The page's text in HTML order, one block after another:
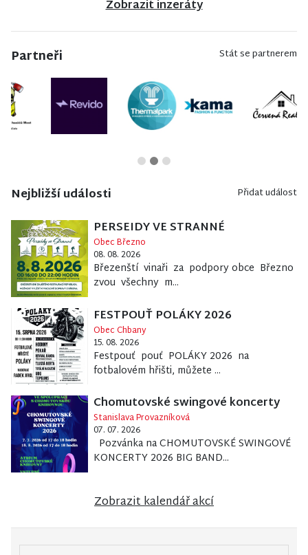
Zobrazit inzeráty
Partneři Stát se partnerem
Nejbližší události Přidat událost
PERSEIDY VE STRANNÉ
Obec Březno
08. 08. 2026
Březenští vinaři za podpory obce Březno
zvou všechny m...
FESTPOUŤ POLÁKY 2026
Obec Chbany
15. 08. 2026
Festpouť pouť POLÁKY 2026 na
fotbalovém hřišti, můžete ...
Chomutovské swingové koncerty
Stanislava Provazníková
07. 07. 2026
Pozvánka na CHOMUTOVSKÉ SWINGOVÉ
KONCERTY 2026 BIG BAND...
Zobrazit kalendář akcí